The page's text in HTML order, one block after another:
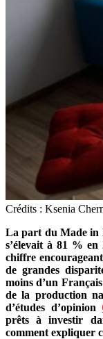
Crédits : Ksenia
La part du Made in
s’élevait à 81 % en
chiffre
de grandes
moins d’un
de la production
d’études d’opinion
prêts à investir
comment expliquer